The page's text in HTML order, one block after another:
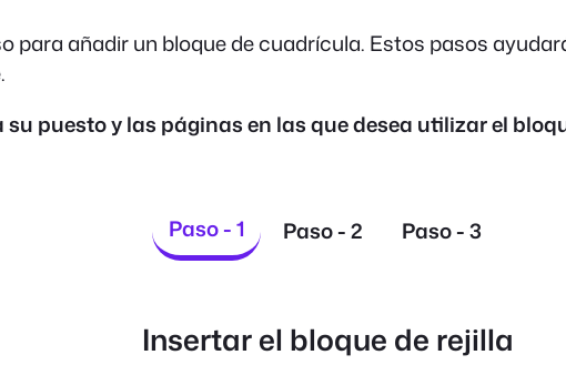
para añadir un bloque de cuadrícula. Estos pasos
su puesto y las páginas en las que desea utilizar el
Paso - 1 Paso - 2 Paso - 3
Insertar el bloque de rejilla